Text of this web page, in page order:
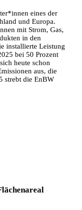
eines der
und Europa.
mit Strom, Gas,
in den
installierte Leistung
bei 50 Prozent
heute schon
aus, die
strebt die EnBW